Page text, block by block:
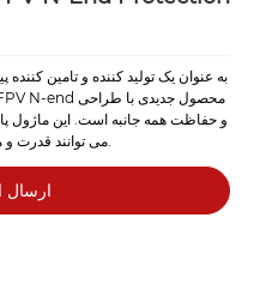
ارسال